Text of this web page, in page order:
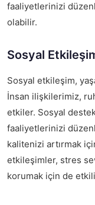
faaliyetlerinizi
olabilir.
Sosyal
Sosyal etkileşim,
İnsan ilişkilerimiz, ruh
etkiler. Sosyal
faaliyetlerinizi
kalitenizi artırmak
etkileşimler, stres
korumak için de